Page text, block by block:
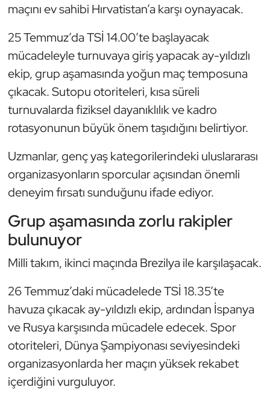
maçını ev sahibi Hırvatistan’a karşı oynayacak.
25 Temmuz’da TSİ 14.00’te başlayacak
mücadeleyle turnuvaya giriş yapacak ay-yıldızlı
ekip, grup aşamasında yoğun maç temposuna
çıkacak. Sutopu otoriteleri, kısa süreli
turnuvalarda fiziksel dayanıklılık ve kadro
rotasyonunun büyük önem taşıdığını belirtiyor.
Uzmanlar, genç yaş kategorilerindeki uluslararası
organizasyonların sporcular açısından önemli
deneyim fırsatı sunduğunu ifade ediyor.
Grup aşamasında zorlu rakipler
bulunuyor
Milli takım, ikinci maçında Brezilya ile karşılaşacak.
26 Temmuz’daki mücadelede TSİ 18.35’te
havuza çıkacak ay-yıldızlı ekip, ardından İspanya
ve Rusya karşısında mücadele edecek. Spor
otoriteleri, Dünya Şampiyonası seviyesindeki
organizasyonlarda her maçın yüksek rekabet
içerdiğini vurguluyor.
Golf
Güreş
Halter
Hava Sporları
Hentbol
İşitme Engelli Sporcular
Judo ve Kuraş
Kano ve Rafting
Karate
Kayak
Kempo
Kick Boks
Kürek